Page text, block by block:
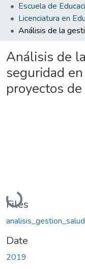
Análisis de
seguridad
proyectos
Loading...
Files
Date
2019